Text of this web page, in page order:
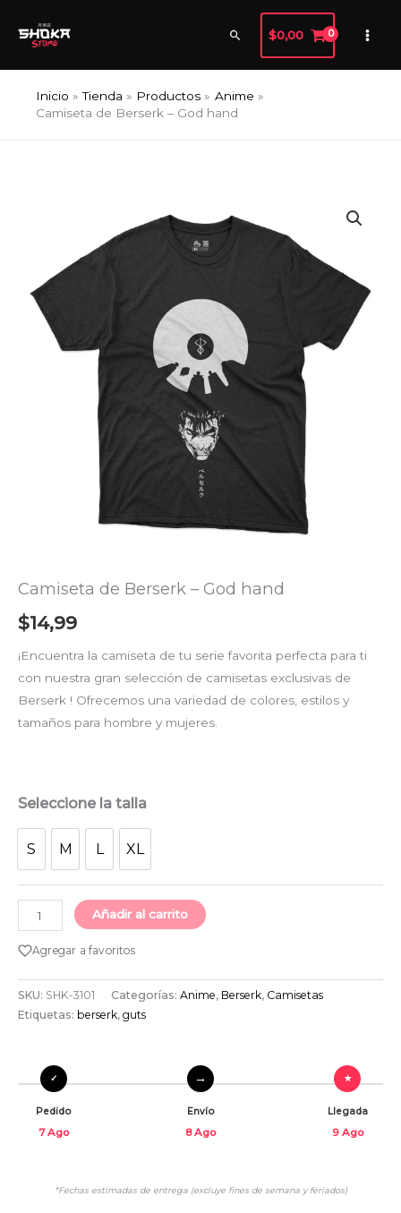
Buscar
$0,00
Inicio Tienda Productos
Anime
Camiseta de Berserk – God hand
Camiseta de Berserk – God hand
$14,99
¡Encuentra la camiseta de tu serie favorita perfecta para ti
con nuestra gran selección de camisetas exclusivas de
Berserk ! Ofrecemos una variedad de colores, estilos y
tamaños para hombre y mujeres.
Seleccione la talla
S M L XL
God
hand
cantidad
Añadir al carrito
Agregar a favoritos
SKU: SHK-3101 Categorías: Anime, Berserk, Camisetas
Etiquetas: berserk, guts
Pedido
7 Ago
Envío
8 Ago
Llegada
9 Ago
*Fechas estimadas de entrega (excluye fines de semana y feriados)